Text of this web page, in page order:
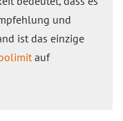
und
ist das einzige
auf